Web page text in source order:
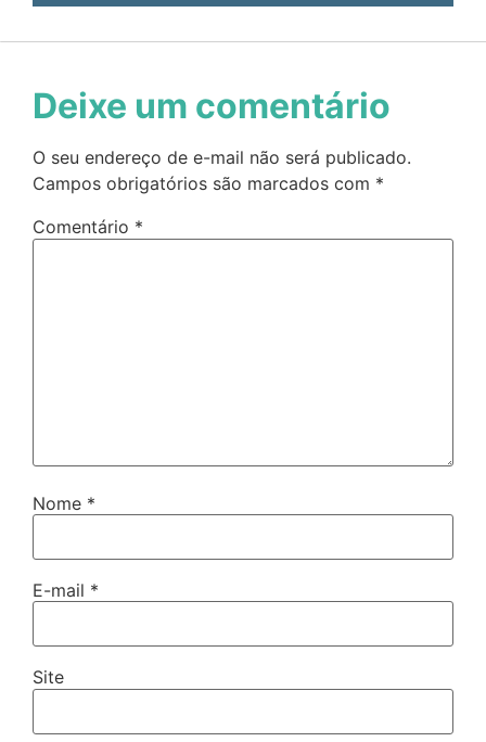
Deixe um comentário
O seu endereço de e-mail não será publicado.
Campos obrigatórios são marcados com *
Comentário *
Nome *
E-mail *
Site